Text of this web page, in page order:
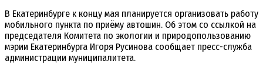
В Екатеринбурге к концу мая планируется организовать работу
мобильного пункта по приёму автошин. Об этом со ссылкой на
председателя Комитета по экологии и природопользованию
мэрии Екатеринбурга Игоря Русинова сообщает пресс-служба
администрации муниципалитета.